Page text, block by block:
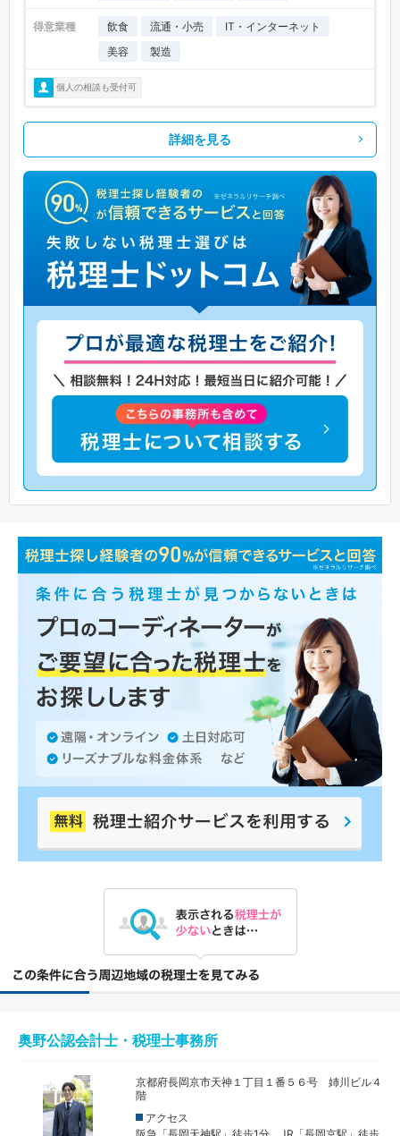
得意業種 飲食 流通・小売
IT・インターネット
美容
製造
個人の相談も受付可
詳細を見る
奥野公認会計士・税理士事務所
京都府長岡京市天神１丁目１番５６号 姉川ビル４
階
アクセス